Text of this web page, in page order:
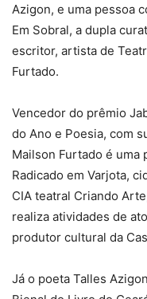
Azigon, e uma pessoa
Em Sobral, a dupla
escritor, artista de
Furtado.
Vencedor do prêmio
do Ano e Poesia, com
Mailson Furtado é uma
Radicado em Varjota,
CIA teatral Criando
realiza atividades de
produtor cultural da
Já o poeta Talles